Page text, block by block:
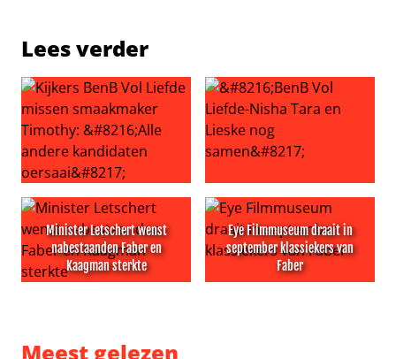
Lees verder
Kijkers BenB Vol Liefde missen smaakmaker Timothy:
‘BenB Vol Liefde-Nisha Tara
Minister Letschert wenst
nabestaanden Faber en
Kaagman sterkte
Eye Filmmuseum draait in
september klassiekers van
Faber
Meest gelezen